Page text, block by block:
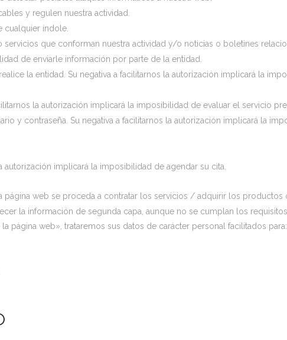
y regulen nuestra actividad.
cualquier índole.
que conforman nuestra actividad y/o noticias o boletines
de enviarle información por parte de la entidad.
la entidad. Su negativa a facilitarnos la autorización implicará la
la autorización implicará la imposibilidad de evaluar el servicio
y contraseña. Su negativa a facilitarnos la autorización implicará la
implicará la imposibilidad de agendar su cita.
página web se proceda a contratar los servicios / adquirir los productos
la información de segunda capa, aunque no se cumplan los
página web», trataremos sus datos de carácter personal facilitados para: